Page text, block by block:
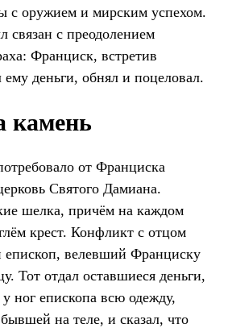
с оружием и мирским успехом.
связан с преодолением
Франциск, встретив
деньги, обнял и поцеловал.
камень
от Франциска
Святого Дамиана.
шелка, причём на каждом
крест. Конфликт с отцом
епископ, велевший Франциску
Тот отдал оставшиеся деньги,
ног епископа всю одежду,
на теле, и сказал, что